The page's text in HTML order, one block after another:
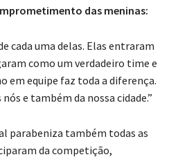
das meninas:
cada uma delas. Elas entraram
como um verdadeiro time e
em equipe faz toda a diferença.
e também da nossa cidade.”
parabeniza também todas as
da competição,